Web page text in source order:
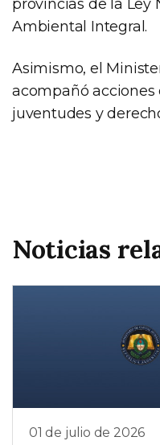
provincias de la Ley
Ambiental Integral.
Asimismo, el
acompañó
juventudes y
Noticias
01 de julio de 2026